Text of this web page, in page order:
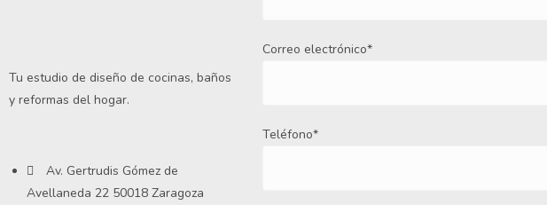
Tu estudio de diseño de cocinas, baños
y reformas del hogar.
Av. Gertrudis Gómez de
Avellaneda 22 50018 Zaragoza
Correo electrónico*
Teléfono*